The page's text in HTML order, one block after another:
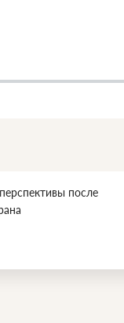
после